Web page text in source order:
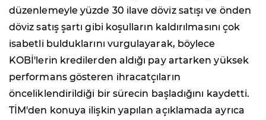
düzenlemeyle yüzde 30 ilave döviz satışı ve önden
döviz satış şartı gibi koşulların kaldırılmasını çok
isabetli bulduklarını vurgulayarak, böylece
KOBİ'lerin kredilerden aldığı pay artarken yüksek
performans gösteren ihracatçıların
önceliklendirildiği bir sürecin başladığını kaydetti.
TİM'den konuya ilişkin yapılan açıklamada ayrıca